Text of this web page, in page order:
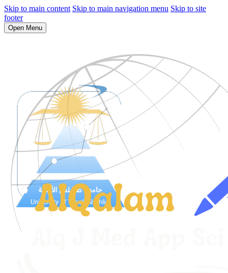
Skip to main content Skip to main navigation menu Skip to site
footer
Open Menu